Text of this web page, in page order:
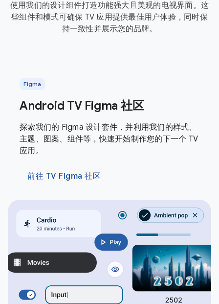
使用我们的设计组件打造功能强大且美观的电视界面。这
些组件和模式可确保 TV 应用提供最佳用户体验，同时保
持一致性并展示您的品牌。
Figma
Android TV Figma 社区
探索我们的 Figma 设计套件，并利用我们的样式、
主题、图案、组件等，快速开始制作您的下一个 TV
应用。
前往 TV Figma 社区